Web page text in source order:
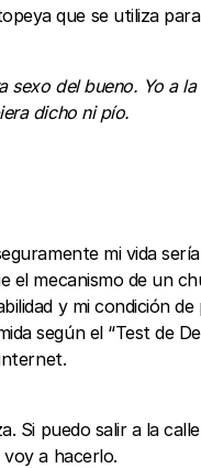
que se utiliza
sexo del bueno. Yo a
dicho ni pío.
mi vida
el mecanismo de un
y mi condición de
según el “Test de
Si puedo salir a la
voy a hacerlo.